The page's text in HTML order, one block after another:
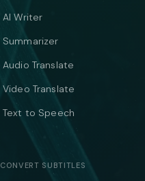
AI Writer
Summarizer
Audio Translate
Video Translate
Text to Speech
CONVERT SUBTITLES